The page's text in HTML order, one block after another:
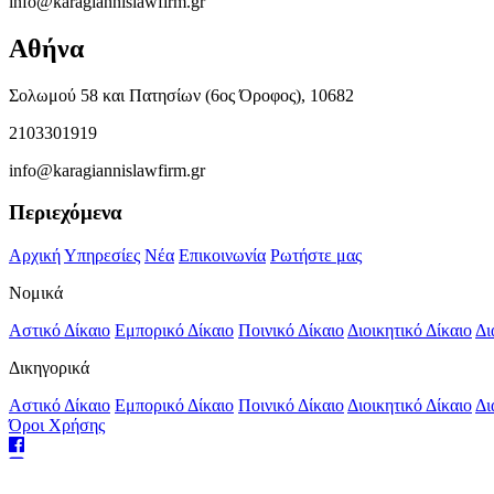
Αθήνα
Σολωμού 58 και Πατησίων (6ος Όροφος), 10682
2103301919
info@karagiannislawfirm.gr
Περιεχόμενα
ΑρχικήΥπηρεσίες Νέα Επικοινωνία Ρωτήστε μας
Νομικά
Αστικό Δίκαιο Εμπορικό Δίκαιο Ποινικό Δίκαιο Διοικητικό Δίκαιο
Δικηγορικά
Αστικό Δίκαιο Εμπορικό Δίκαιο Ποινικό Δίκαιο Διοικητικό Δίκαιο
Όροι Χρήσης